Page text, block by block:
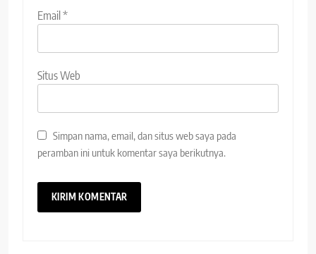
Email*
Situs Web
Simpan nama, email, dan situs web saya pada
peramban ini untuk komentar saya berikutnya.